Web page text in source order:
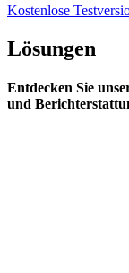
Kostenlose
Lösungen
Entdecken Sie
und